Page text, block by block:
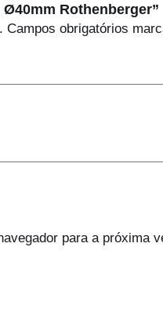
Rothenberger”
Campos obrigatórios
para a próxima